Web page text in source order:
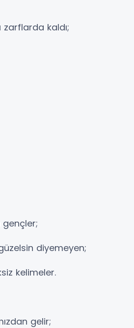
zarflarda kaldı;
diyemeyen;
kelimeler.
gelir;